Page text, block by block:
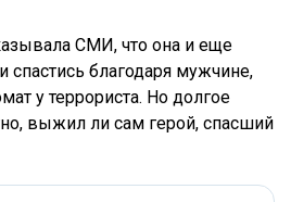
СМИ, что она и еще
спастись благодаря мужчине,
у террориста. Но долгое
выжил ли сам герой, спасший